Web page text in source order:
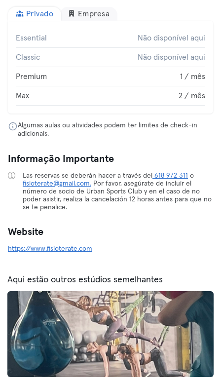
Privado Empresa
Essential Não disponível aqui
Classic Não disponível aqui
Premium 1 / mês
Max 2 / mês
Algumas aulas ou atividades podem ter limites de check-in
adicionais.
Informação Importante
Las reservas se deberán hacer a través del 618 972 311 o
fisioterate@gmail.com. Por favor, asegúrate de incluir el
número de socio de Urban Sports Club y en el caso de no
poder asistir, realiza la cancelación 12 horas antes para que no
se te penalice.
Website
https://www.fisioterate.com
Aqui estão outros estúdios semelhantes